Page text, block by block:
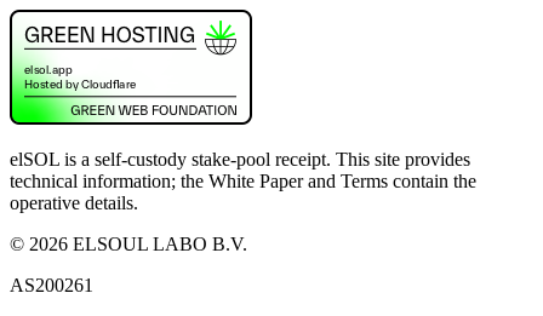
elSOL is a self-custody stake-pool receipt. This site provides
technical information; the White Paper and Terms contain the
operative details.
© 2026 ELSOUL LABO B.V.
AS200261